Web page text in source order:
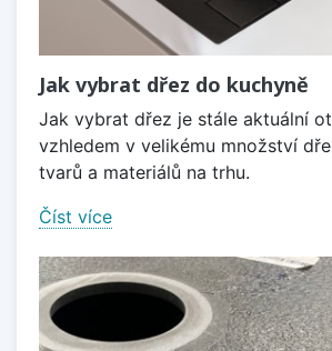
Jak vybrat dřez do kuchyně
Jak vybrat dřez je stále aktuální
vzhledem v velikému množství
tvarů a materiálů na trhu.
Číst více